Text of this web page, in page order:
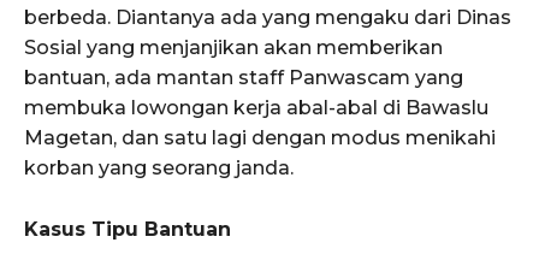
berbeda. Diantanya ada yang mengaku dari Dinas
Sosial yang menjanjikan akan memberikan
bantuan, ada mantan staff Panwascam yang
membuka lowongan kerja abal-abal di Bawaslu
Magetan, dan satu lagi dengan modus menikahi
korban yang seorang janda.
Kasus Tipu Bantuan